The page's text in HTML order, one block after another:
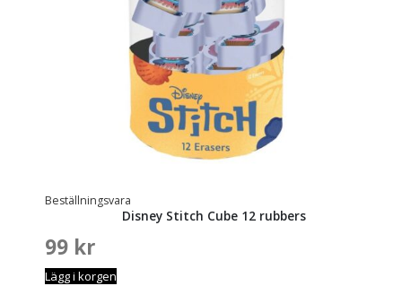
Beställningsvara
Disney Stitch Cube 12 rubbers
99 kr
Lägg i korgen